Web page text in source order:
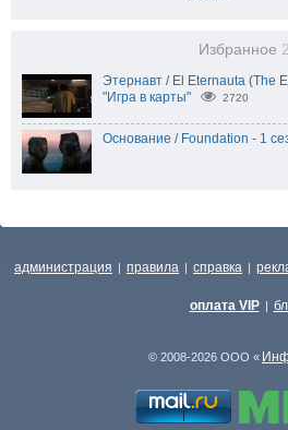
Избранное 2
Этернавт / El Eternauta (The
"Игра в карты"
2720
Основание / Foundation - 1
администрация | правила | справка |
оплата VIP |
© 2008-2026 ООО «